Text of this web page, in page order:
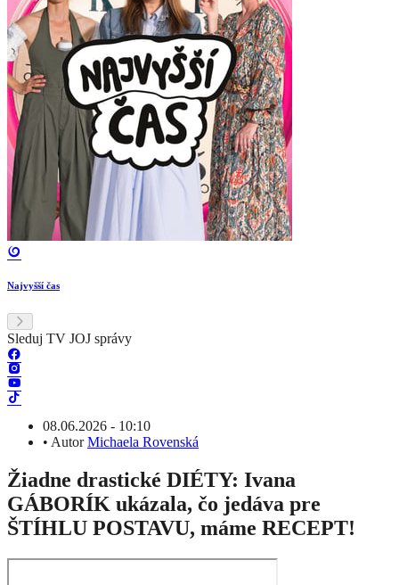
Najvyšší čas
Sleduj TV JOJ správy
08.06.2026 - 10:10
• AutorMichaela Rovenská
Žiadne drastické DIÉTY: Ivana
GÁBORÍK ukázala, čo jedáva pre
ŠTÍHLU POSTAVU, máme RECEPT!